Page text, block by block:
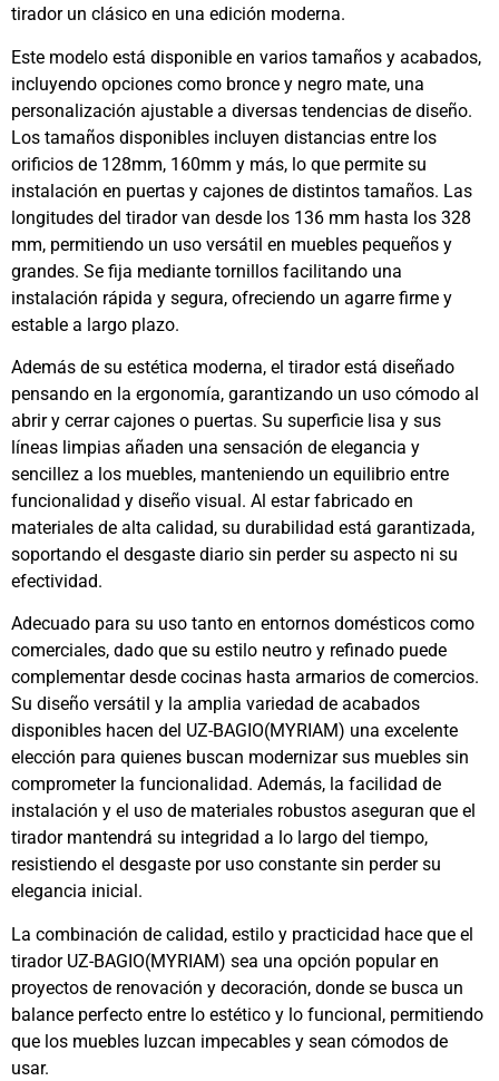
tirador un clásico en una edición moderna.
Este modelo está disponible en varios tamaños y acabados,
incluyendo opciones como bronce y negro mate, una
personalización ajustable a diversas tendencias de diseño.
Los tamaños disponibles incluyen distancias entre los
orificios de 128mm, 160mm y más, lo que permite su
instalación en puertas y cajones de distintos tamaños. Las
longitudes del tirador van desde los 136 mm hasta los 328
mm, permitiendo un uso versátil en muebles pequeños y
grandes. Se fija mediante tornillos facilitando una
instalación rápida y segura, ofreciendo un agarre firme y
estable a largo plazo.
Además de su estética moderna, el tirador está diseñado
pensando en la ergonomía, garantizando un uso cómodo al
abrir y cerrar cajones o puertas. Su superficie lisa y sus
líneas limpias añaden una sensación de elegancia y
sencillez a los muebles, manteniendo un equilibrio entre
funcionalidad y diseño visual. Al estar fabricado en
materiales de alta calidad, su durabilidad está garantizada,
soportando el desgaste diario sin perder su aspecto ni su
efectividad.
Adecuado para su uso tanto en entornos domésticos como
comerciales, dado que su estilo neutro y refinado puede
complementar desde cocinas hasta armarios de comercios.
Su diseño versátil y la amplia variedad de acabados
disponibles hacen del UZ-BAGIO(MYRIAM) una excelente
elección para quienes buscan modernizar sus muebles sin
comprometer la funcionalidad. Además, la facilidad de
instalación y el uso de materiales robustos aseguran que el
tirador mantendrá su integridad a lo largo del tiempo,
resistiendo el desgaste por uso constante sin perder su
elegancia inicial.
La combinación de calidad, estilo y practicidad hace que el
tirador UZ-BAGIO(MYRIAM) sea una opción popular en
proyectos de renovación y decoración, donde se busca un
balance perfecto entre lo estético y lo funcional, permitiendo
que los muebles luzcan impecables y sean cómodos de
usar.